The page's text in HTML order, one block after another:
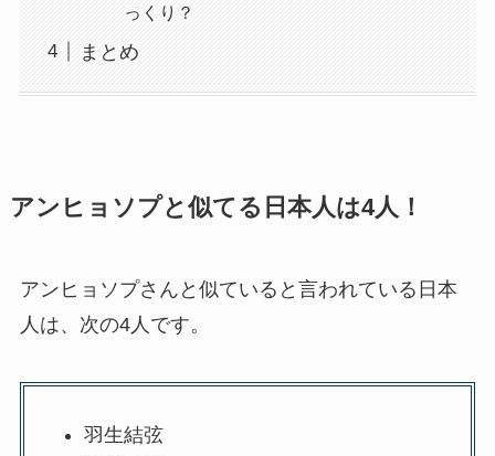
っくり？
まとめ
アンヒョソプと似てる日本人は4人！
アンヒョソプさんと似ていると言われている日本
人は、次の4人です。
羽生結弦